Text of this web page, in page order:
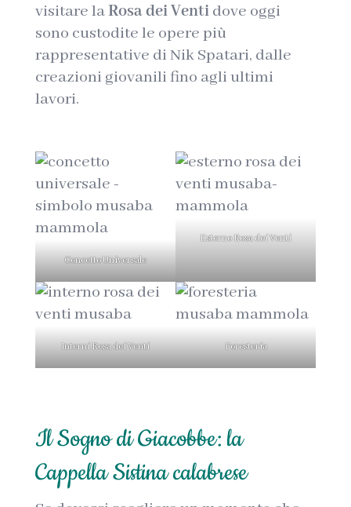
visitare laRosa dei Ventidove oggi
sono custodite le opere più
rappresentative di Nik Spatari, dalle
creazioni giovanili fino agli ultimi
lavori.
Concetto Universale
Esterno Rosa dei Venti
Interni Rosa dei Venti Foresteria
Il Sogno di Giacobbe: la
Cappella Sistina calabrese